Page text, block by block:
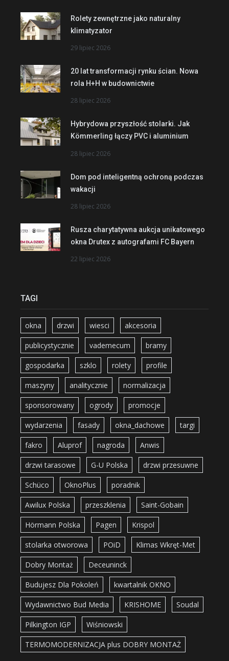
Rolety zewnętrzne jako naturalny
klimatyzator
29 lipiec 2026
20 lat transformacji rynku ścian. Nowa
rola H+H w budownictwie
28 lipiec 2026
Hybrydowa przyszłość stolarki. Jak
Kömmerling łączy PVC i aluminium
28 lipiec 2026
Dom pod inteligentną ochroną podczas
wakacji
28 lipiec 2026
Rusza charytatywna aukcja unikatowego
okna Drutex z autografami FC Bayern
22 lipiec 2026
TAGI
okna drzwi wiesci akcesoria
publicystycznie vademecum bramy
gospodarka szklo rolety profile
maszyny analitycznie normalizacja
sponsorowany ogrody promocje
wydarzenia fasady okna_dachowe targi
fakro Aluprof nagroda Anwis
drzwi tarasowe G-U Polska drzwi przesuwne
Schüco OknoPlus poradnik
Awilux Polska przeszklenia Saint-Gobain
Hörmann Polska Pagen Krispol
stolarka otworowa POiD Klimas Wkręt-Met
Dobry Montaż Deceuninck
Budujesz Dla Pokoleń kwartalnik OKNO
Wydawnictwo Bud Media KRISHOME Soudal
Pilkington IGP Wiśniowski
TERMOMODERNIZACJA plus DOBRY MONTAŻ